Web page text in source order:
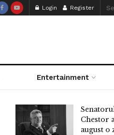
Login Register
Entertainment
Chestor
august